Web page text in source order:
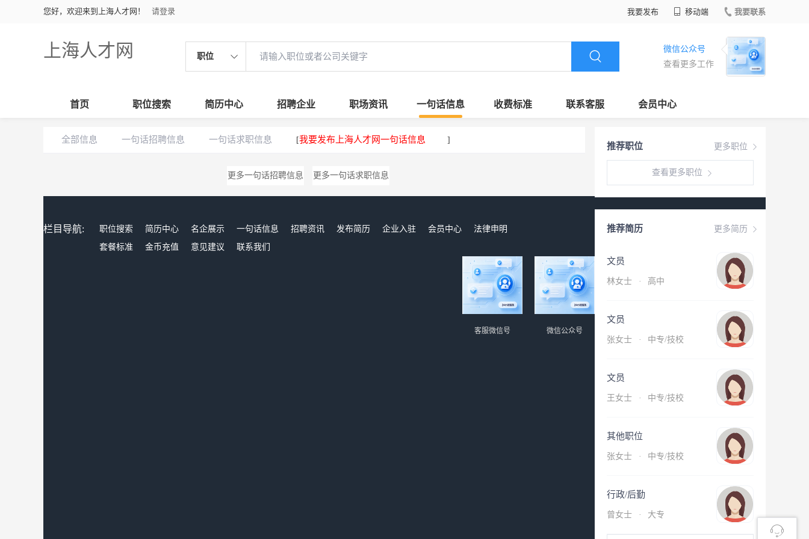
您好，欢迎来到上海人才网！ 请登录 我要发布 移动端 我要联系
上海人才网 职位
微信公众号
查看更多工作
首页 职位搜索 简历中心 招聘企业 职场资讯 一句话信息 收费标准 联系客服 会员中心
更多职位
推荐职位
查看更多职位
更多简历
推荐简历
文员
林女士 · 高中
文员
张女士 · 中专/技校
文员
王女士 · 中专/技校
其他职位
张女士 · 中专/技校
行政/后勤
曾女士 · 大专
全部信息 一句话招聘信息 一句话求职信息 [我要发布上海人才网一句话信息 ]
更多一句话招聘信息 更多一句话求职信息
栏目导航: 职位搜索 简历中心 名企展示 一句话信息 招聘资讯 发布简历 企业入驻 会员中心
法律申明
套餐标准
金币充值 意见建议 联系我们
微信公众号
客服微信号